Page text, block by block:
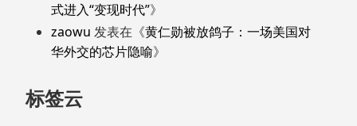
式进入“变现时代”》
zaowu 发表在《黄仁勋被放鸽子：一场美国对
华外交的芯片隐喻》
标签云